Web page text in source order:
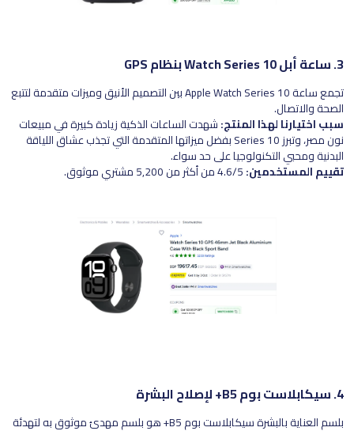
3. ساعة أبل Watch Series 10 بنظام GPS
تجمع ساعة Apple Watch Series 10 بين التصميم الأنيق وميزات متقدمة لتتبع
الصحة والاتصال.
سبب اختيارنا لهذا المنتج:شهدت الساعات الذكية زيادة كبيرة في مبيعات
نون مصر، وتبرز Series 10 بفضل ميزاتها المتقدمة التي تجذب عشاق اللياقة
البدنية ومحبي التكنولوجيا على حد سواء.
تقييم المستخدمين:
4. سيكابلاست بوم B5+ لإصلاح البشرة
بلسم العناية بالبشرة سيكابلاست بوم B5+ هو بلسم مهدئ موثوق به لتهدئة